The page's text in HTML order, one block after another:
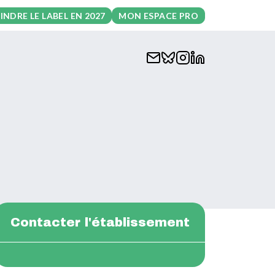
LE LABEL EN 2027 MON ESPACE PRO
Contacter l'établissement